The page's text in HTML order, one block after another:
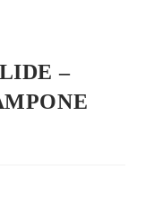
–